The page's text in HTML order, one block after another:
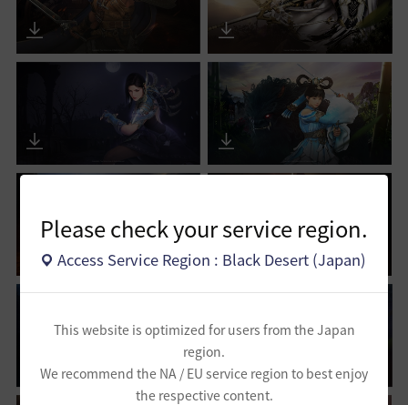
Please check your service region.
Access Service Region : Black Desert (Japan)
This website is optimized for users from the Japan
region.
We recommend the NA / EU service region to best enjoy
the respective content.